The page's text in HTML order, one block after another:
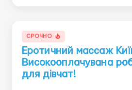
СРОЧНО
Еротичний массаж
Високооплачувана
для дівчат!